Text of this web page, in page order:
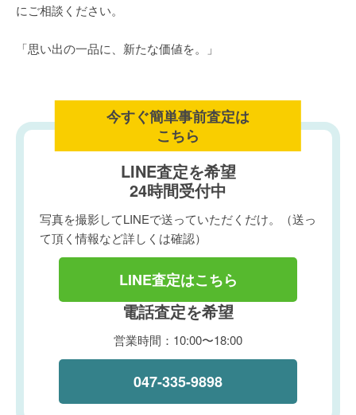
にご相談ください。
「思い出の一品に、新たな価値を。」
今すぐ簡単事前査定は
こちら
LINE査定を希望
24時間受付中
写真を撮影してLINEで送っていただくだけ。（送っ
て頂く情報など詳しくは確認）
LINE査定はこちら
電話査定を希望
営業時間：10:00〜18:00
047-335-9898